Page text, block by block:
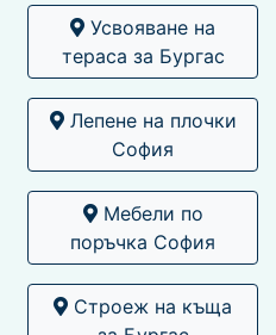
Усвояване на
тераса за Бургас
Лепене на плочки
София
Мебели по
поръчка София
Строеж на къща